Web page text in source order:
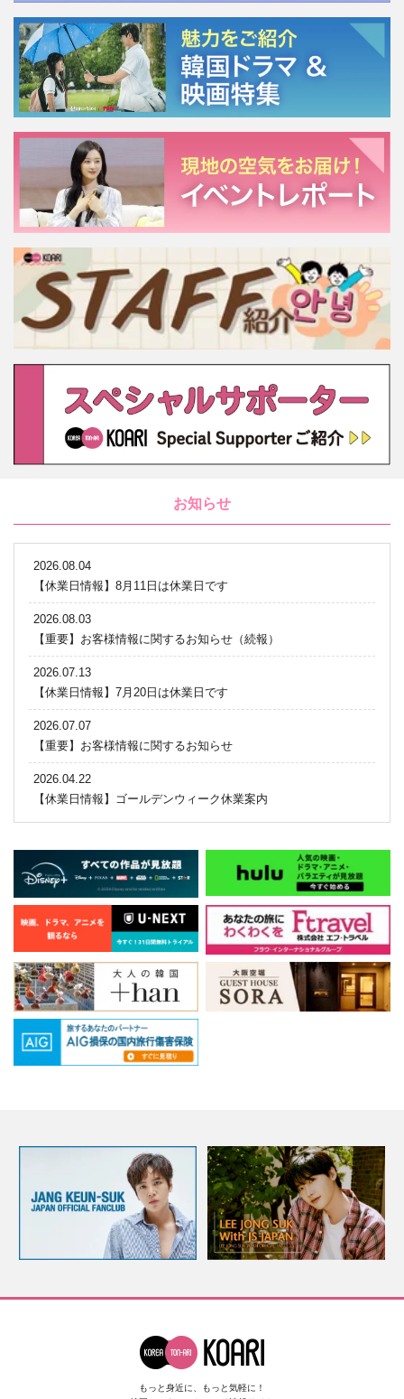
お知らせ
2026.08.04
【休業日情報】8月11日は休業日です
2026.08.03
【重要】お客様情報に関するお知らせ（続報）
2026.07.13
【休業日情報】7月20日は休業日です
2026.07.07
【重要】お客様情報に関するお知らせ
2026.04.22
【休業日情報】ゴールデンウィーク休業案内
もっと身近に、もっと気軽に！